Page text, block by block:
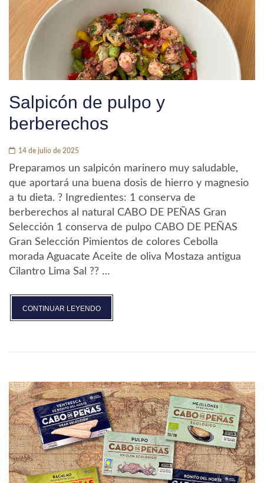
Salpicón de pulpo y
berberechos
14 de julio de 2025
Preparamos un salpicón marinero muy saludable,
que aportará una buena dosis de hierro y magnesio
a tu dieta. ? Ingredientes: 1 conserva de
berberechos al natural CABO DE PEÑAS Gran
Selección 1 conserva de pulpo CABO DE PEÑAS
Gran Selección Pimientos de colores Cebolla
morada Aguacate Aceite de oliva Mostaza antigua
Cilantro Lima Sal ?‍? …
CONTINUAR LEYENDO«SALPICÓN
DE